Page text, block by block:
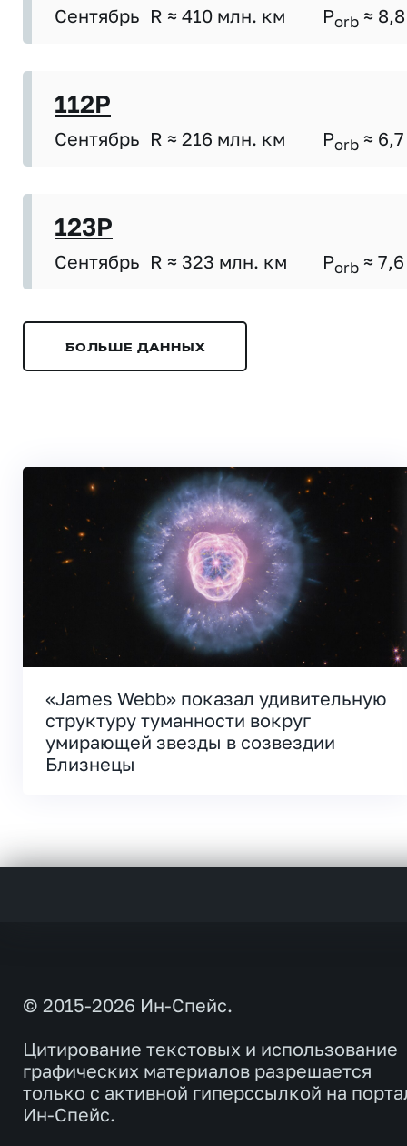
Сентябрь R ≈ 410 млн. км Porb ≈ 8,8
112P
Сентябрь R ≈ 216 млн. км Porb ≈ 6,7
123P
Сентябрь R ≈ 323 млн. км Porb ≈ 7,6
БОЛЬШЕ ДАННЫХ
«James Webb» показал удивительную
структуру туманности вокруг
умирающей звезды в созвездии
Близнецы
© 2015-2026 Ин-Спейс.
Цитирование текстовых и использование
графических материалов разрешается
только с активной гиперссылкой на
Ин-Спейс.